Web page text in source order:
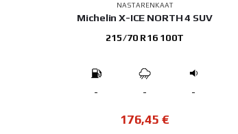
NASTARENKAAT
Michelin X-ICE NORTH 4 SUV
215/70 R16 100T
- - -
176,45 €